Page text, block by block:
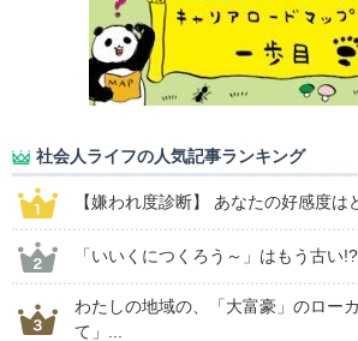
社会人ライフの人気記事ランキング
【嫌われ度診断】 あなたの好感度は
「いいくにつくろう～」はもう古
わたしの地域の、「大富豪」のロー
て」...